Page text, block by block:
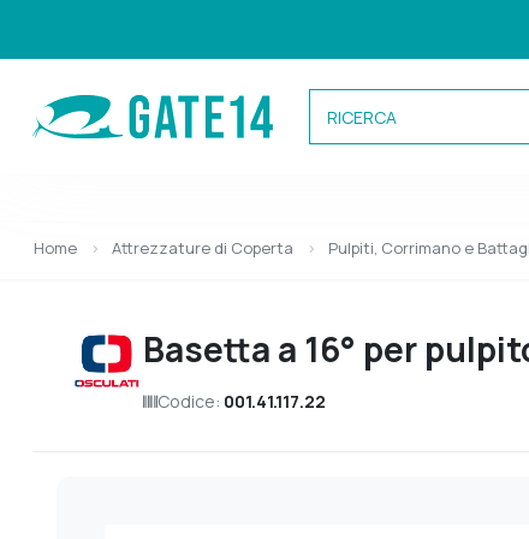
Categorie
Home Attrezzature di Coperta Pulpiti, Corrimano e
Basetta a 16° per
Codice: 001.41.117.22